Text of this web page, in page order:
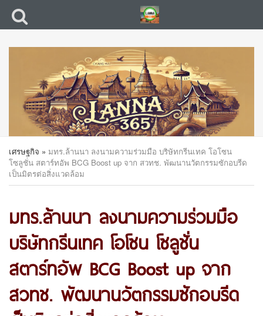
เศรษฐกิจ » มทร.ล้านนา ลงนามความร่วมมือ บริษัทกรีนเทค โอโซน
โซลูชั่น สตาร์ทอัพ BCG Boost up จาก สวทช. พัฒนานวัตกรรมซักอบรีด
เป็นมิตรต่อสิ่งแวดล้อม
มทร.ล้านนา ลงนามความร่วมมือ
บริษัทกรีนเทค โอโซน โซลูชั่น
สตาร์ทอัพ BCG Boost up จาก
สวทช. พัฒนานวัตกรรมซักอบรีด